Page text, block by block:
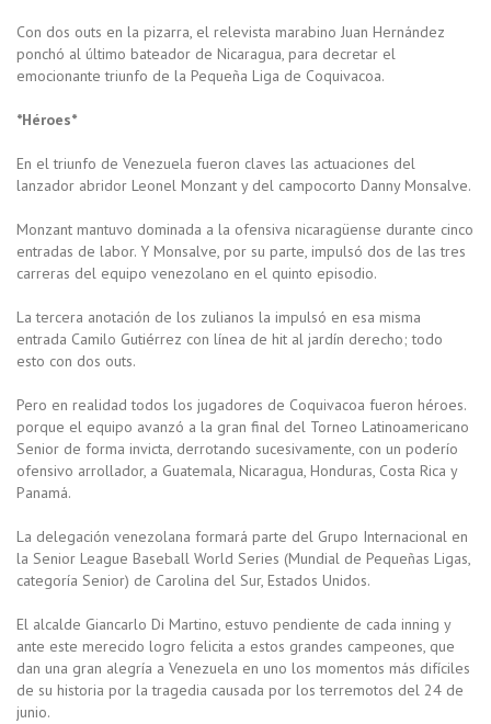
Con dos outs en la pizarra, el relevista marabino Juan Hernández
ponchó al último bateador de Nicaragua, para decretar el
emocionante triunfo de la Pequeña Liga de Coquivacoa.
*Héroes*
En el triunfo de Venezuela fueron claves las actuaciones del
lanzador abridor Leonel Monzant y del campocorto Danny Monsalve.
Monzant mantuvo dominada a la ofensiva nicaragüense durante cinco
entradas de labor. Y Monsalve, por su parte, impulsó dos de las tres
carreras del equipo venezolano en el quinto episodio.
La tercera anotación de los zulianos la impulsó en esa misma
entrada Camilo Gutiérrez con línea de hit al jardín derecho; todo
esto con dos outs.
Pero en realidad todos los jugadores de Coquivacoa fueron héroes.
porque el equipo avanzó a la gran final del Torneo Latinoamericano
Senior de forma invicta, derrotando sucesivamente, con un poderío
ofensivo arrollador, a Guatemala, Nicaragua, Honduras, Costa Rica y
Panamá.
La delegación venezolana formará parte del Grupo Internacional en
la Senior League Baseball World Series (Mundial de Pequeñas Ligas,
categoría Senior) de Carolina del Sur, Estados Unidos.
El alcalde Giancarlo Di Martino, estuvo pendiente de cada inning y
ante este merecido logro felicita a estos grandes campeones, que
dan una gran alegría a Venezuela en uno los momentos más difíciles
de su historia por la tragedia causada por los terremotos del 24 de
junio.